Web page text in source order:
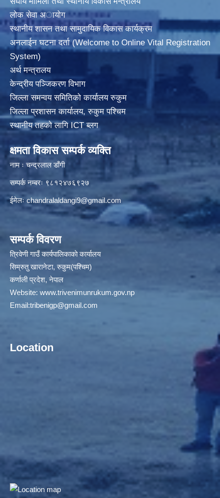
लोक सेवा अायाेग
स्थानीय शासन तथा सामुदायिक विकास कार्यक्रम
अनलाईन घटना दर्ता (Welcome to Online Vital Registration
System)
अर्थ मन्त्रालय
केन्द्रीय पञ्जिकरण विभाग
जिल्ला समन्वय समितिको कार्यालय रुकुम
जिल्ला प्रशासन कार्यालय, रुकुम पश्चिम
स्थानीय तहको लागि ICT ब्लग
क्षमता विकास सम्पर्क व्यक्ति
नाम ः चन्द्रलाल डाँगी
सम्पर्क नम्बरः ९८१२४७६९२७
ईमेलः chandralaldangi9@gmail.com
सम्पर्क विवरण
त्रिवेणी गाउँ कार्यपालिकाकाे कार्यालय
सिम्रुतु खारानेटा, रुकुम(पश्‍चिम)
कर्णाली प्रदेश, नेपाल
Website: www.trivenimunrukum.gov.np
Email:tribenigp@gmail.com
Location